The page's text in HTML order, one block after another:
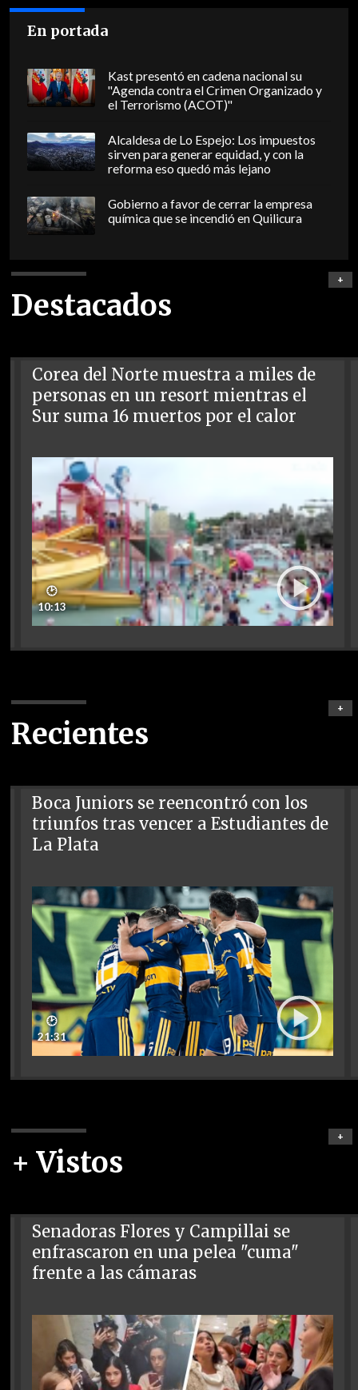
En portada
Kast presentó en cadena nacional su
"Agenda contra el Crimen Organizado y
el Terrorismo (ACOT)"
Alcaldesa de Lo Espejo: Los impuestos
sirven para generar equidad, y con la
reforma eso quedó más lejano
Gobierno a favor de cerrar la empresa
química que se incendió en Quilicura
Destacados
+
Corea del Norte muestra a miles de
personas en un resort mientras el
Sur suma 16 muertos por el calor
🕑
10:13
Recientes
+
Boca Juniors se reencontró con los
triunfos tras vencer a Estudiantes de
La Plata
🕑
21:31
+ Vistos
+
Senadoras Flores y Campillai se
enfrascaron en una pelea "cuma"
frente a las cámaras